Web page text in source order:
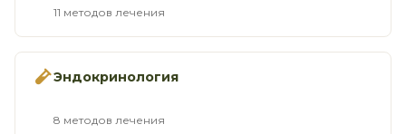
11 методов лечения
Эндокринология
8 методов лечения